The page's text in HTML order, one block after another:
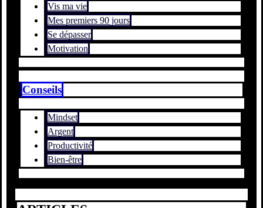
Vis ma vie
Mes premiers 90 jours
Se dépasser
Motivation
Conseils
Mindset
Argent
Productivité
Bien-être